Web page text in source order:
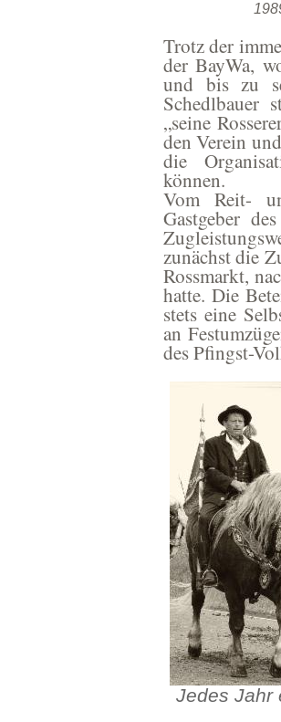
Trotz der
der BayWa,
und bis zu
Schedlbauer
„seine
den Verein
die
können.
Vom Reit-
Gastgeber
zunächst die
Rossmarkt,
hatte. Die
stets eine
an
des Pfingst-
Jedes Jahr